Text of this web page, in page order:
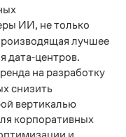
ИИ, не только
лучшее
дата‑центров.
на разработку
снизить
вертикалью
корпоративных
и